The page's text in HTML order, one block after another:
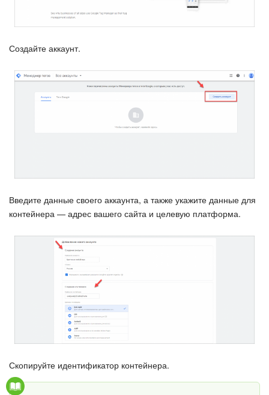
Мессенджер
Календарь
Диск
Складской учет
Онлайн-запись
Подпись
Создайте аккаунт.
Введите данные своего аккаунта, а также укажите данные для
контейнера — адрес вашего сайта и целевую платформа.
Скопируйте идентификатор контейнера.